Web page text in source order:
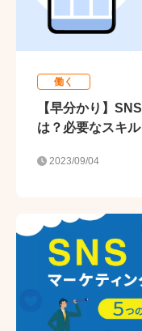
働く
【早分かり】
は？必要なスキ
2023/09/04